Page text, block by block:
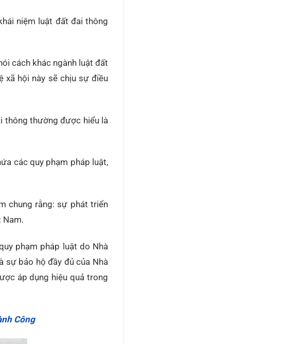
niệm luật đất đai thông
cách khác ngành luật đất
xã hội này sẽ chịu sự điều
thông thường được hiểu là
các quy phạm pháp luật,
chung rằng: sự phát triển
Nam.
phạm pháp luật do Nhà
sự bảo hộ đầy đủ của Nhà
áp dụng hiệu quả trong
Công